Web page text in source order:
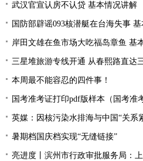
武汉官宣认房不认贷 基本情况讲解
国防部辟谣093核潜艇在台海失事
岸田文雄在鱼市场大吃福岛章鱼 基
三星堆旅游专线开通 从春熙路直达
本周最不能容忍的四件事！
国考准考证打印pdf版样本（国考准
英媒：因核污染水排海与中国“关系
暑期档国庆档实现“无缝链接”
亮进度丨滨州市行政审批服务局：上半年共实施工程项目并联审